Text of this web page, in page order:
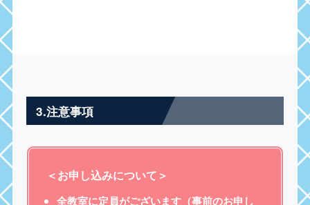
3.注意事項
＜お申し込みについて＞
全教室に定員がございます（事前のお申し